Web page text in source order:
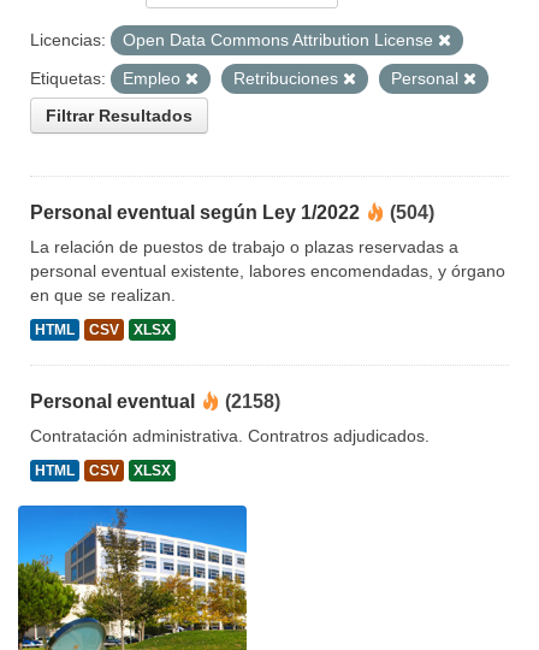
Licencias:
Open Data Commons Attribution License
Etiquetas:
Empleo Retribuciones
Personal
Filtrar Resultados
Personal eventual según Ley 1/2022 (504)
La relación de puestos de trabajo o plazas reservadas a
personal eventual existente, labores encomendadas, y órgano
en que se realizan.
HTML CSV XLSX
Personal eventual (2158)
Contratación administrativa. Contratros adjudicados.
HTML CSV XLSX